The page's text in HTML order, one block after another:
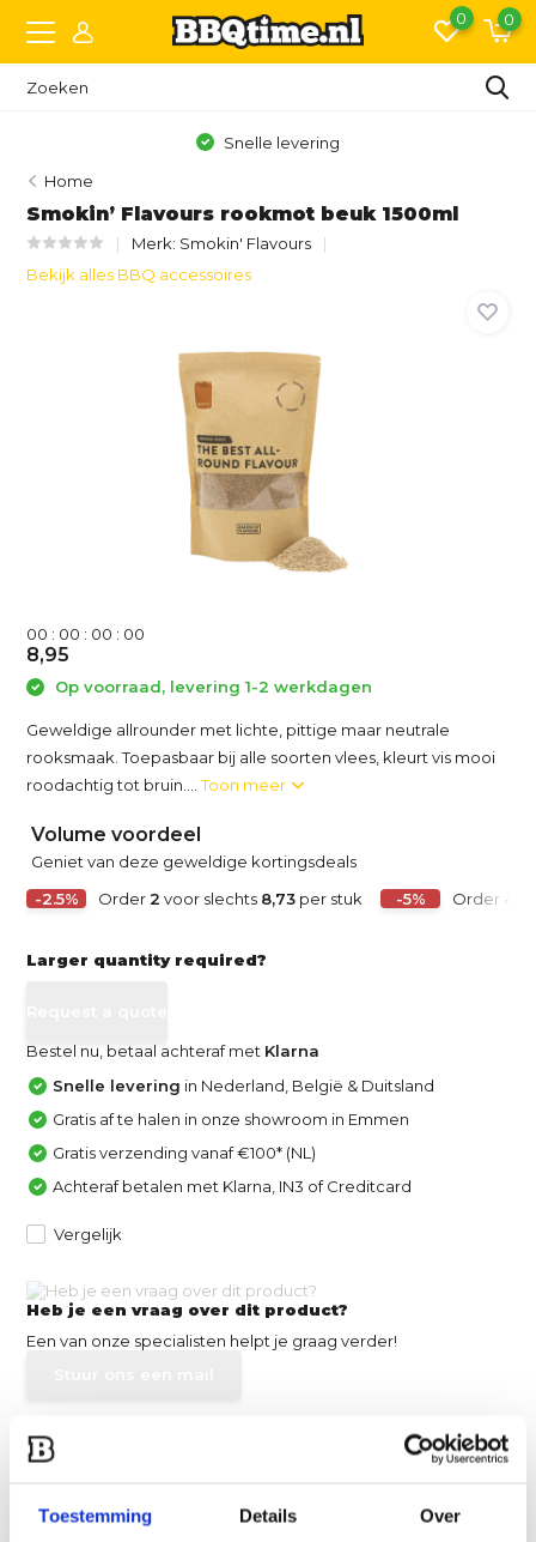
Toestemming Details Over
0 0
Gratis bezorging vanaf €150,- (NL)*
Home
Smokin’ Flavours rookmot beuk 1500ml
Merk: Smokin' Flavours
Bekijk alles BBQ accessoires
00 : 00 : 00 : 00
8,95
Op voorraad, levering 1-2 werkdagen
Geweldige allrounder met lichte, pittige maar neutrale
rooksmaak. Toepasbaar bij alle soorten vlees, kleurt vis mooi
roodachtig tot bruin....Toon meer
Volume voordeel
Geniet van deze geweldige kortingsdeals
-2.5%
Order 2 voor slechts 8,73 per stuk -5% Order
Larger quantity required?
Bestel nu, betaal achteraf met Klarna
Snelle levering in Nederland, België & Duitsland
Gratis af te halen in onze showroom in Emmen
Gratis verzending vanaf €100* (NL)
Achteraf betalen met Klarna, IN3 of Creditcard
Vergelijk
Heb je een vraag over dit product?
Een van onze specialisten helpt je graag verder!
Productomschrijving
Specificaties